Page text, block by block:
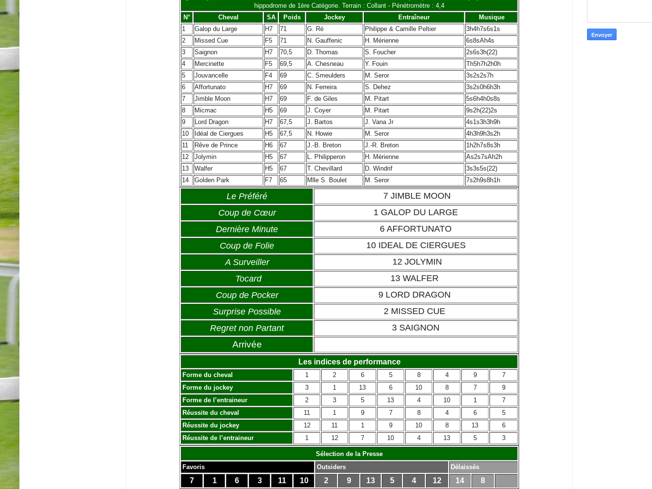
hippodrome de 1ère Catégorie. Terrain : Collant - Pénétromètre : 4,4
N°
Cheval SA Poids Jockey Entraîneur
Musique
1
Galop du Large H7 71 G. Ré Philippe & Camille Peltier
3h4h7s6s1s
2
Missed Cue F5 71 N. Gauffenic H. Mérienne
6s8sAh4s
3
Saignon H7 70,5 D. Thomas S. Foucher
2s6s3h(22)
4
Mercinette F5 69,5 A. Chesneau Y. Fouin
Th5h7h2h0h
5
Jouvancelle F4 69 C. Smeulders M. Seror
3s2s2s7h
6
Affortunato H7 69 N. Ferreira S. Dehez
3s2s0h6h3h
7
Jimble Moon H7 69 F. de Giles M. Pitart
5s6h4h0s8s
8
Micmac H5 69 J. Coyer M. Pitart
9s2h(22)2s
9
Lord Dragon H7 67,5 J. Bartos J. Vana Jr
4s1s3h3h9h
10
Idéal de Ciergues H5 67,5 N. Howie M. Seror
4h3h9h3s2h
11
Rêve de Prince H6 67 J.-B. Breton J.-R. Breton
1h2h7s8s3h
12
Jolymin H5 67 L. Philipperon H. Mérienne
As2s7sAh2h
13
Walfer H5 67 T. Chevillard D. Windrif
3s3s5s(22)
14
Golden Park F7 65 Mlle S. Boulet M. Seror 7s2h9s8h1h
Le Préféré
7 JIMBLE MOON
Coup de Cœur
1 GALOP DU LARGE
Dernière Minute
6 AFFORTUNATO
Coup de Folie
10 IDEAL DE CIERGUES
A Surveiller
12 JOLYMIN
Tocard
13 WALFER
Coup de Pocker
9 LORD DRAGON
Surprise Possible
2 MISSED CUE
Regret non Partant
3 SAIGNON
Arrivée
Les indices de performance
Forme du cheval 1 2 6 5 8 4 9
7
Forme du jockey
3 1 13 6 10 8 7
9
Forme de l’entraineur
2 3 5 13 4 10 1
7
Réussite du cheval
11 1 9 7 8 4 6
5
Réussite du jockey
12 11 1 9 10 8 13
6
Réussite de l’entraineur
1 12 7 10 4 13 5 3
Sélection de la Presse
Favoris
Outsiders Délaissés
7 1 6 3 11 10 2 9 13 5 4 12 14 8